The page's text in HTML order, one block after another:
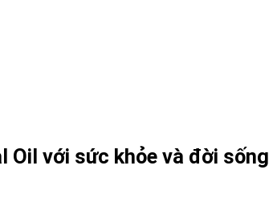
Oil với sức khỏe và đời sống